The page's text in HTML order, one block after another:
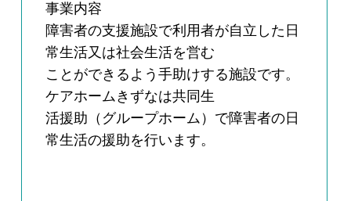
事業内容
障害者の支援施設で利用者が自立した日
常生活又は社会生活を営む
ことができるよう手助けする施設です。
ケアホームきずなは共同生
活援助（グループホーム）で障害者の日
常生活の援助を行います。